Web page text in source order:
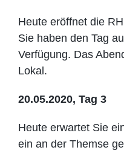
Heute eröffnet die
Sie haben den Tag
Verfügung. Das
Lokal.
20.05.2020, Tag 3
Heute erwartet Sie
ein an der Themse